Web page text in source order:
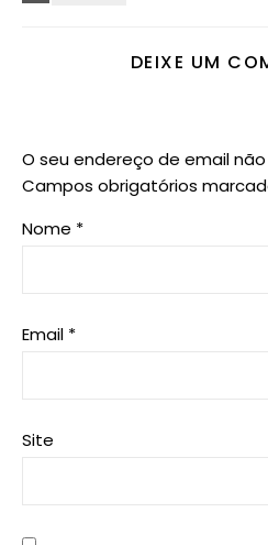
DEIXE UM
O seu endereço de email
Campos obrigatórios
Nome *
Email *
Site